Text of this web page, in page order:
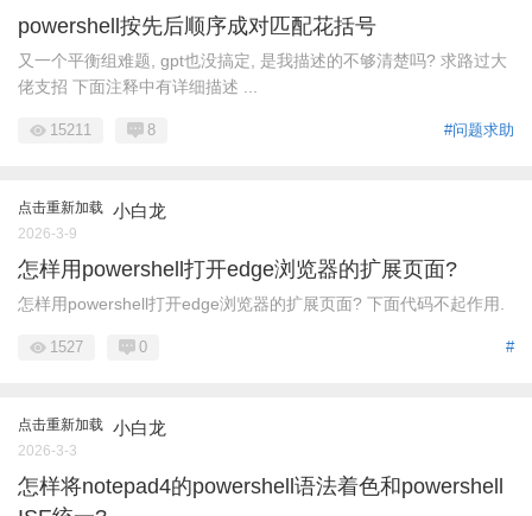
powershell按先后顺序成对匹配花括号
又一个平衡组难题, gpt也没搞定, 是我描述的不够清楚吗? 求路过大
佬支招 下面注释中有详细描述 ...
#问题求助
15211 8
点击重新加载 小白龙
2026-3-9
怎样用powershell打开edge浏览器的扩展页面?
怎样用powershell打开edge浏览器的扩展页面? 下面代码不起作用.
#
1527 0
点击重新加载 小白龙
2026-3-3
怎样将notepad4的powershell语法着色和powershell